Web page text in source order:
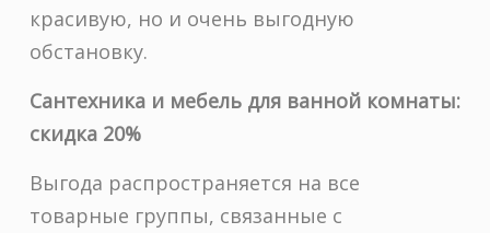
красивую, но и очень выгодную
обстановку.
Сантехника и мебель для ванной комнаты:
скидка 20%
Выгода распространяется на все
товарные группы, связанные с